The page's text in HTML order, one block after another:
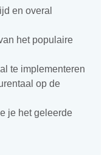
en overal
het populaire
te implementeren
op de
je het geleerde